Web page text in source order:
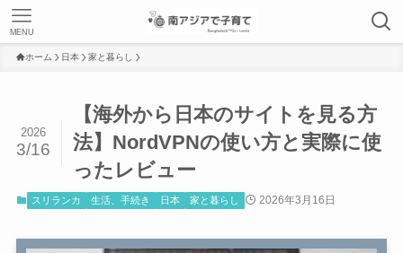
MENU
ホーム 日本 家と暮らし
【海外から日本のサイトを見る方
法】NordVPNの使い方と実際に使
ったレビュー
2026
3/16
スリランカ 生活、手続き 日本 家と暮らし 2026年3月16日